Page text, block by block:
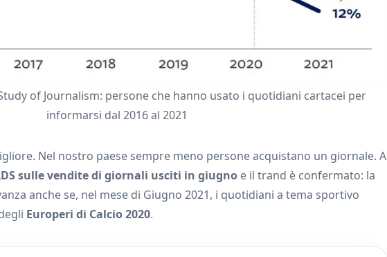
of Journalism: persone che hanno usato i quotidiani cartacei per
informarsi dal 2016 al 2021
Nel nostro paese sempre meno persone acquistano un giornale. A
sulle vendite di giornali usciti in giugno e il trand è confermato: la
anche se, nel mese di Giugno 2021, i quotidiani a tema sportivo
Europeri di Calcio 2020.